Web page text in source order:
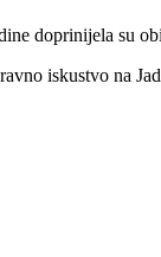
doprinijela su
iskustvo na